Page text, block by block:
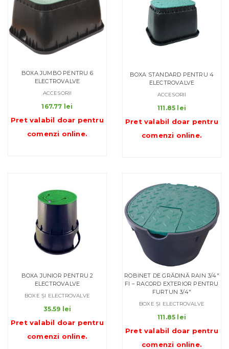
BOXA JUMBO PENTRU 6
ELECTROVALVE
ACCESORII
167.77 lei
Pret valabil doar pentru
comenzi online.
BOXA STANDARD PENTRU 4
ELECTROVALVE
ACCESORII
111.85 lei
Pret valabil doar pentru
comenzi online.
BOXA JUNIOR PENTRU 2
ELECTROVALVE
BOXE ȘI ELECTROVALVE
35.59 lei
Pret valabil doar pentru
comenzi online.
ROBINET DE GRĂDINĂ RAIN 3/4″
FI – RACORD EXTERIOR PENTRU
FURTUN 3/4″
BOXE ȘI ELECTROVALVE
111.85 lei
Pret valabil doar pentru
comenzi online.